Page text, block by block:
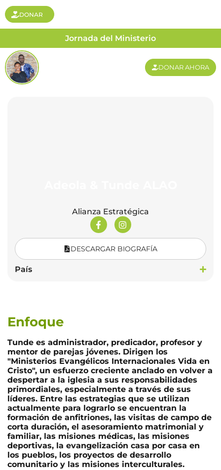
DONAR
Jornada del Ministerio
DONAR AHORA
Alianza Estratégica
DESCARGAR BIOGRAFÍA
País
Enfoque
Tunde es administrador, predicador, profesor y
mentor de parejas jóvenes. Dirigen los
"Ministerios Evangélicos Internacionales Vida en
Cristo", un esfuerzo creciente anclado en volver a
despertar a la iglesia a sus responsabilidades
primordiales, especialmente a través de sus
líderes. Entre las estrategias que se utilizan
actualmente para lograrlo se encuentran la
formación de anfitriones, las visitas de campo de
corta duración, el asesoramiento matrimonial y
familiar, las misiones médicas, las misiones
deportivas, la evangelización casa por casa en
los pueblos, los proyectos de desarrollo
comunitario y las misiones interculturales.